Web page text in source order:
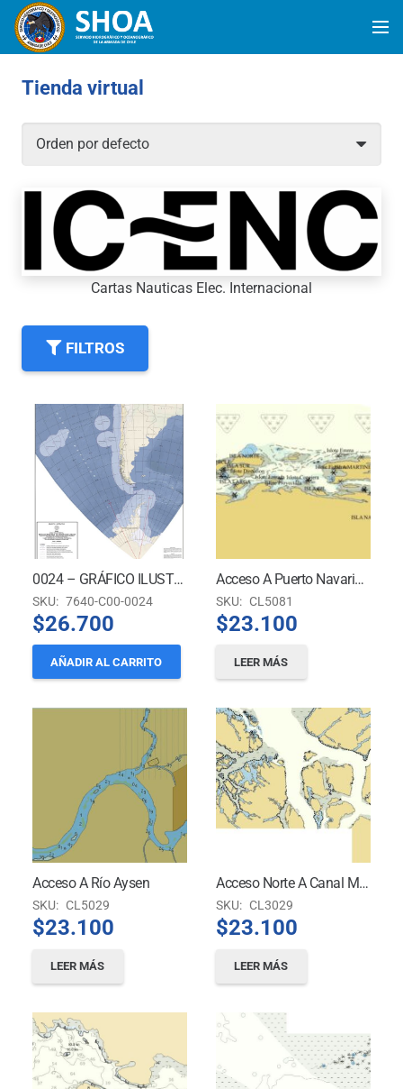
Tienda virtual
Cartas Nauticas Elec. Internacional
FILTROS
0024 – GRÁFICO ILUSTRATIVO DE LOS ESPACIOS MARÍTIMOS DE JURISDICCIÓN CHILENA *
SKU: 7640-C00-0024
$26.700
AÑADIR AL CARRITO
Acceso A Puerto Navarino, Bahía Honda Y Caleta Lewaia
SKU: CL5081
$23.100
LEER MÁS
Acceso A Río Aysen
SKU: CL5029
$23.100
LEER MÁS
Acceso Norte A Canal Messier – Boca De Canales A Isla Van Der Meulen
SKU: CL3029
$23.100
LEER MÁS